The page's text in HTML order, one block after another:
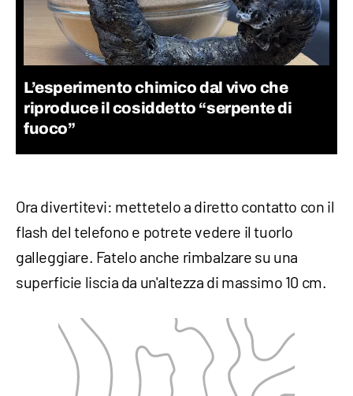
L’esperimento chimico dal vivo che
riproduce il cosiddetto “serpente di
fuoco”
Ora divertitevi: mettetelo a diretto contatto con il
flash del telefono e potrete vedere il tuorlo
galleggiare. Fatelo anche rimbalzare su una
superficie liscia da un'altezza di massimo 10 cm.